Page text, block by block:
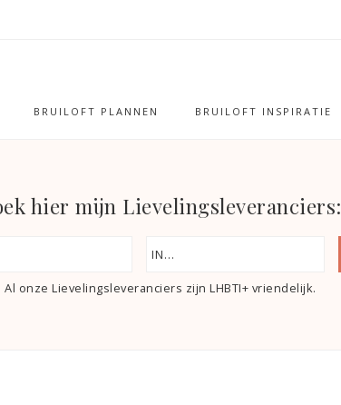
BRUILOFT PLANNEN BRUILOFT INSPIRATIE
hier mijn Lievelingsleveranciers:
Al onze Lievelingsleveranciers zijn LHBTI+ vriendelijk.